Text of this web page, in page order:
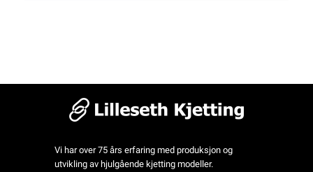
Vi har over 75 års erfaring med produksjon og
utvikling av hjulgående kjetting modeller.